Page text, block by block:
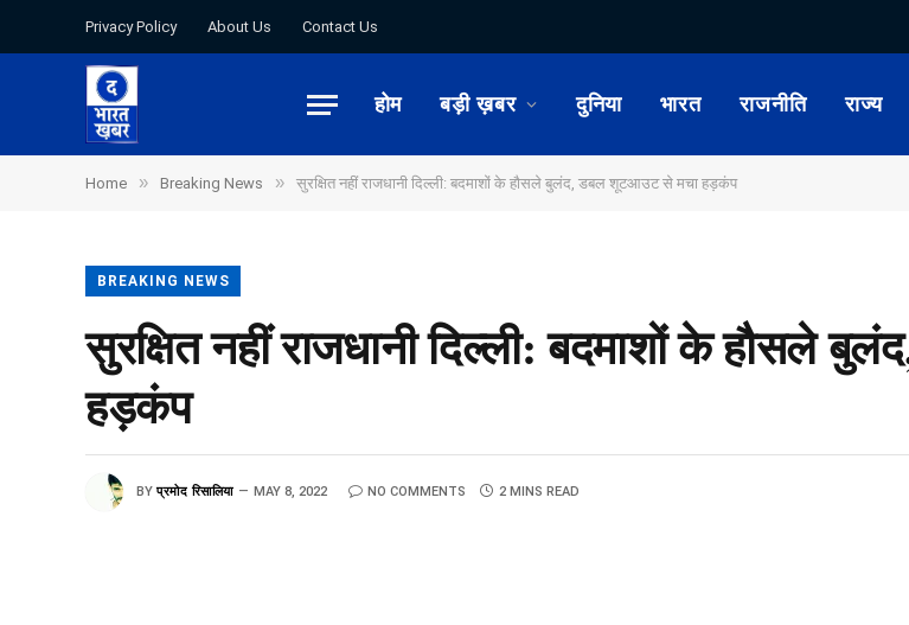
Privacy Policy About Us Contact Us
होम बड़ी ख़बर दुनिया भारत राजनीति राज्य
Home » Breaking News » सुरक्षित नहीं राजधानी दिल्ली: बदमाशों के हौसले बुलंद, डबल शूटआउट से मचा हड़कंप
BREAKING NEWS
सुरक्षित नहीं राजधानी दिल्ली: बदमाशों के हौसले
हड़कंप
BY प्रमोद रिसालिया MAY 8, 2022 NO COMMENTS 2 MINS READ